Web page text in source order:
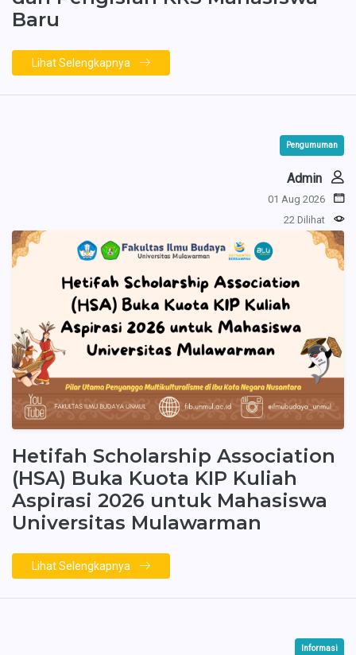
Baru
Lihat Selengkapnya
Pengumuman
Admin
01 Aug 2026
22 Dilihat
Hetifah Scholarship Association
(HSA) Buka Kuota KIP Kuliah
Aspirasi 2026 untuk Mahasiswa
Universitas Mulawarman
Lihat Selengkapnya
Informasi